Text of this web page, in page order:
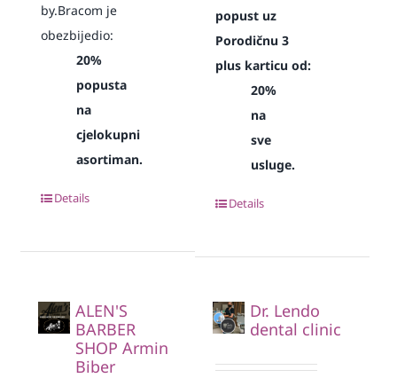
by.Bracom je
obezbijedio:
20%
popusta
na
cjelokupni
asortiman.
Details
popust uz
Porodičnu 3
plus karticu od:
20%
na
sve
usluge.
Details
ALEN'S
BARBER
SHOP Armin
Biber
Dr. Lendo
dental clinic